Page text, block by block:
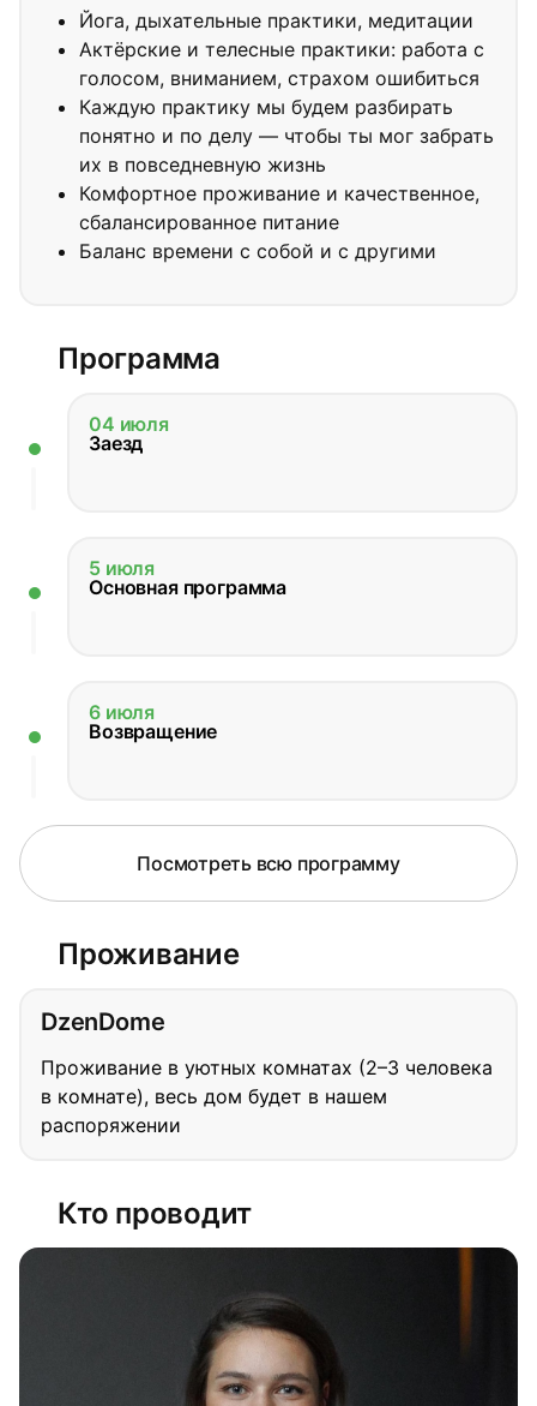
Йога, дыхательные практики, медитации
Актёрские и телесные практики: работа с
голосом, вниманием, страхом ошибиться
Каждую практику мы будем разбирать
понятно и по делу — чтобы ты мог забрать
их в повседневную жизнь
Комфортное проживание и качественное,
сбалансированное питание
Баланс времени с собой и с другими
Программа
04 июля
Заезд
5 июля
Основная программа
6 июля
Возвращение
Посмотреть всю программу
Проживание
DzenDome
Проживание в уютных комнатах (2–3 человека
в комнате), весь дом будет в нашем
распоряжении
Кто проводит